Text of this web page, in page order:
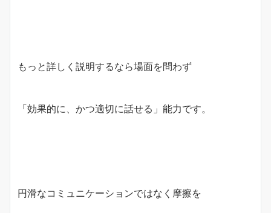
もっと詳しく説明するなら場面を問わず
「効果的に、かつ適切に話せる」能力です。
円滑なコミュニケーションではなく摩擦を